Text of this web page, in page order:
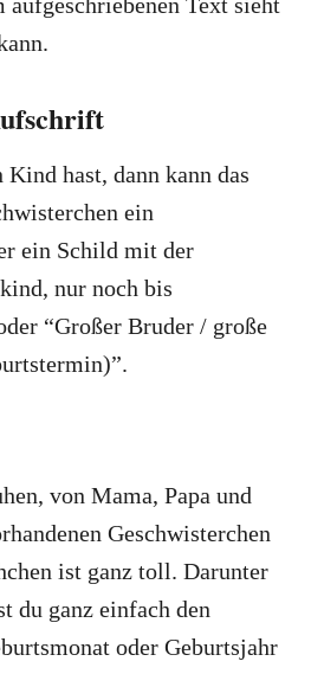
Kind hast, dann kann das
ein
ein Schild mit der
nur noch bis
“Großer Bruder / große
von Mama, Papa und
Geschwisterchen
ist ganz toll. Darunter
du ganz einfach den
oder Geburtsjahr